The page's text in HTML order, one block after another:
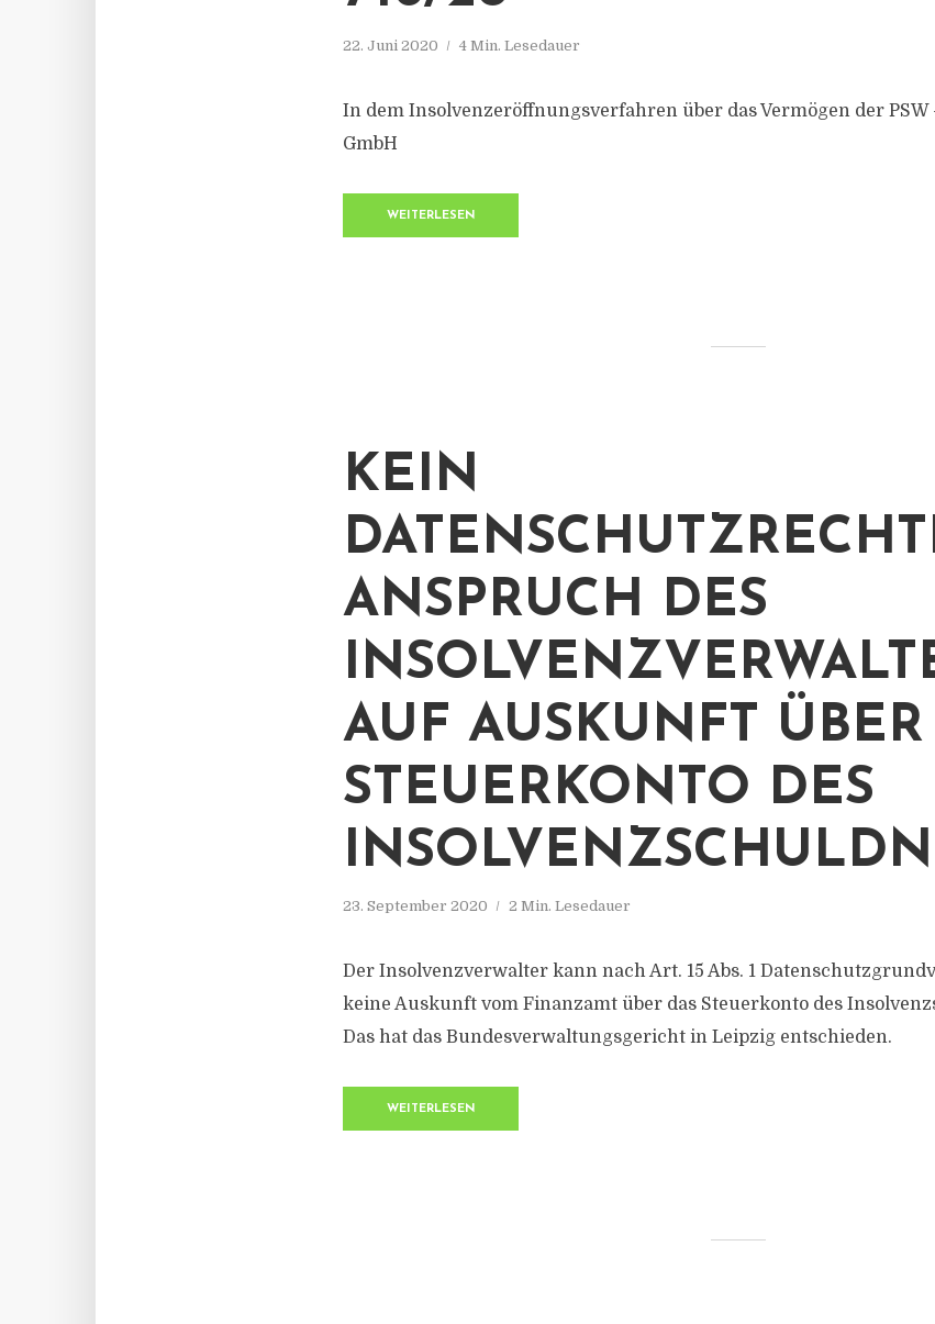
22. Juni 2020 4 Min. Lesedauer
In dem Insolvenzeröffnungsverfahren über das Vermögen der PSW
GmbH
WEITERLESEN
KEIN
ANSPRUCH DES
AUF AUSKUNFT ÜBER
STEUERKONTO DES
23. September 2020 2 Min. Lesedauer
Der Insolvenzverwalter kann nach Art. 15 Abs. 1
keine Auskunft vom Finanzamt über das Steuerkonto des
Das hat das Bundesverwaltungsgericht in Leipzig entschieden.
WEITERLESEN